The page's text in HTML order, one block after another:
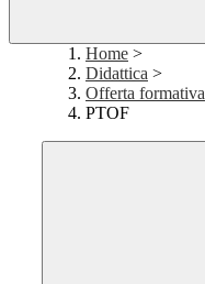
Home >
Didattica >
Offerta formativa
PTOF